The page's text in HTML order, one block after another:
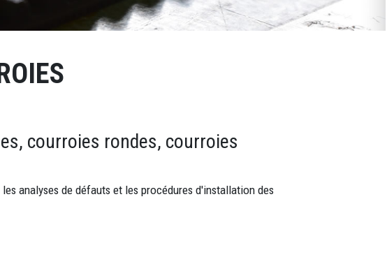
courroies rondes, courroies
analyses de défauts et les procédures d'installation des